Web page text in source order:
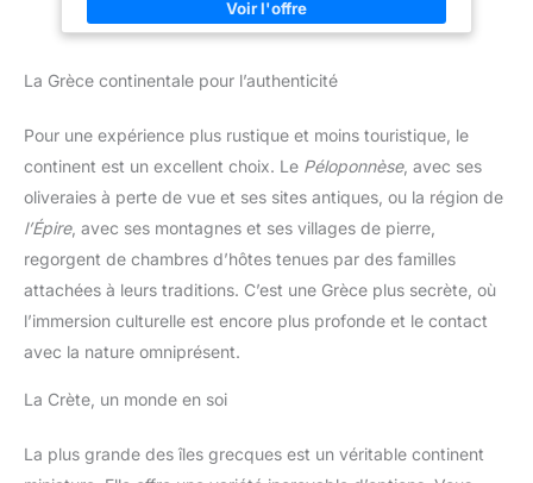
La Grèce continentale pour l’authenticité
Pour une expérience plus rustique et moins touristique, le
continent est un excellent choix. Le Péloponnèse, avec ses
oliveraies à perte de vue et ses sites antiques, ou la région de
l’Épire, avec ses montagnes et ses villages de pierre,
regorgent de chambres d’hôtes tenues par des familles
attachées à leurs traditions. C’est une Grèce plus secrète, où
l’immersion culturelle est encore plus profonde et le contact
avec la nature omniprésent.
La Crète, un monde en soi
La plus grande des îles grecques est un véritable continent